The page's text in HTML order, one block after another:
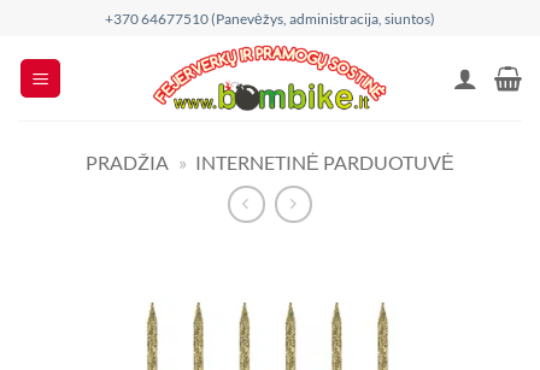
content
+370 64677510 (Panevėžys, administracija, siuntos)
PRADŽIA » INTERNETINĖ PARDUOTUVĖ